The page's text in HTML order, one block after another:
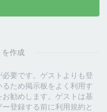
を作成
要です。ゲストよりも登
ため掲示板をよく利用す
勧めします。ゲストは基
登録する前に利用規約と